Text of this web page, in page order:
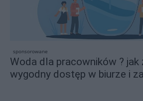
sponsorowane
Woda dla pracowników ? jak
wygodny dostęp w biurze i